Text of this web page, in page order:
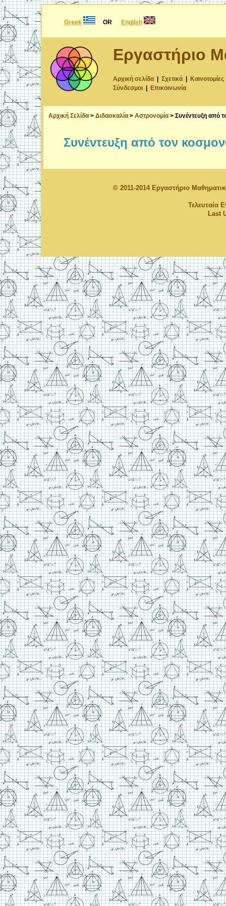
Greek OR English
Εργαστήριο
Αρχική σελίδα Σχετικά Καινοτομίες
Σύνδεσμοι
Επικοινωνία
Αρχική Σελίδα> Διδασκαλία> Αστρονομία> Συνέντευξη από
Συνέντευξη από τον
© 2011-2014 Εργαστήριο
Τελευταία
Last